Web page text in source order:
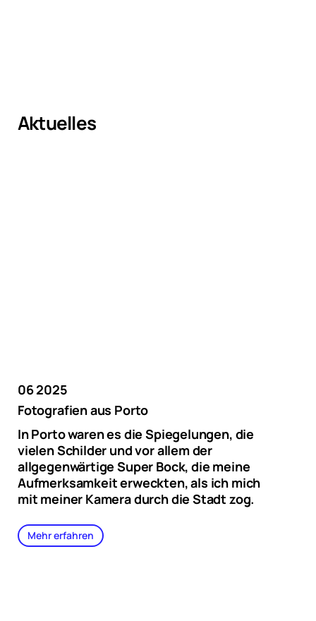
Aktuelles
06 2025
Fotografien aus Porto
In Porto waren es die Spiegelungen, die
vielen Schilder und vor allem der
allgegenwärtige Super Bock, die meine
Aufmerksamkeit erweckten, als ich mich
mit meiner Kamera durch die Stadt zog.
Mehr erfahren